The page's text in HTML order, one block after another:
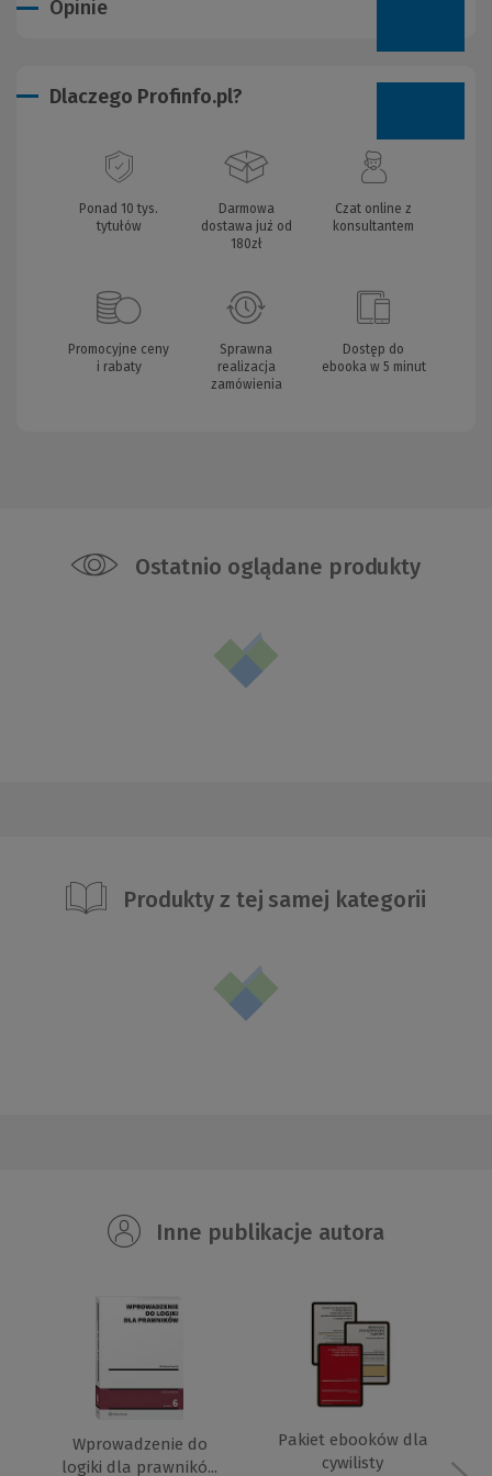
Opinie
Dlaczego Profinfo.pl?
Ponad 10 tys.
tytułów
Darmowa
dostawa już od
180zł
Czat online z
konsultantem
Promocyjne ceny
i rabaty
Sprawna
realizacja
zamówienia
Dostęp do
ebooka w 5 minut
Ostatnio oglądane produkty
Produkty z tej samej kategorii
Inne publikacje autora
Wprowadzenie do
logiki dla prawnikó...
Pakiet ebooków dla
cywilisty